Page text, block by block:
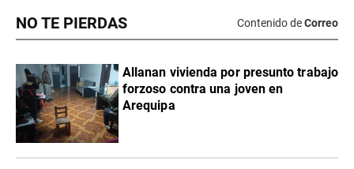
NO TE PIERDAS Contenido deCorreo
Allanan vivienda por presunto trabajo
forzoso contra una joven en
Arequipa